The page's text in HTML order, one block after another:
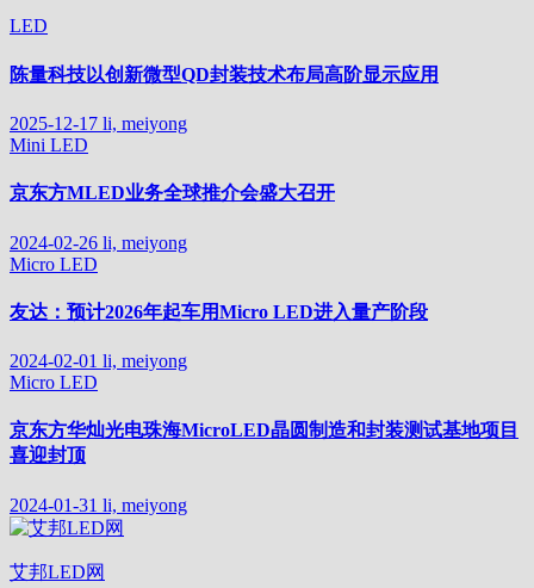
LED
陈量科技以创新微型QD封装技术布局高阶显示应用
2025-12-17 li, meiyong
Mini LED
京东方MLED业务全球推介会盛大召开
2024-02-26 li, meiyong
Micro LED
友达：预计2026年起车用Micro LED进入量产阶段
2024-02-01 li, meiyong
Micro LED
京东方华灿光电珠海MicroLED晶圆制造和封装测试基地项目
喜迎封顶
2024-01-31 li, meiyong
艾邦LED网